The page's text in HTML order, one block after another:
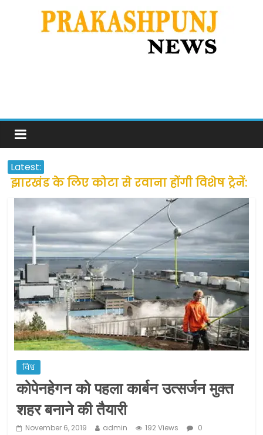
Latest:
झारखंड के लिए कोटा से रवाना होंगी विशेष ट्रेनें:
सीएम हेमंत सोरेन
उत्तराखंड के अन्य राज्यों में फंसे लोगों की जल्द
होगी घर वापसी
प्रवासियों व मजदूरों को दी गई छूट के बाद लोगो
ने कराया पंजीयन: राजस्थान सरकार
शराब और पान की दुकानों को ग्रीन जोन में
खोलने की मिली इजाजत: गृह मंत्रालय
दो हफ्ते के लिए बढ़ाया लॉकडाउन: गृह मंत्रालय
विश्व
कोपेनहेगन को पहला कार्बन उत्सर्जन मुक्त
शहर बनाने की तैयारी
November 6, 2019 admin 192 Views
0